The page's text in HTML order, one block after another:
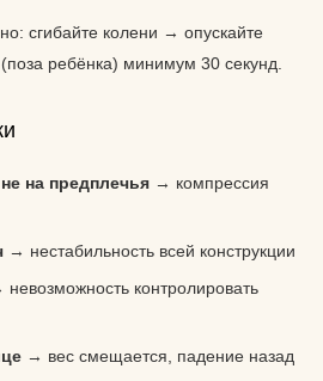
сгибайте колени → опускайте
ребёнка) минимум 30 секунд.
на предплечья → компрессия
→ нестабильность всей конструкции
невозможность контролировать
→ вес смещается, падение назад